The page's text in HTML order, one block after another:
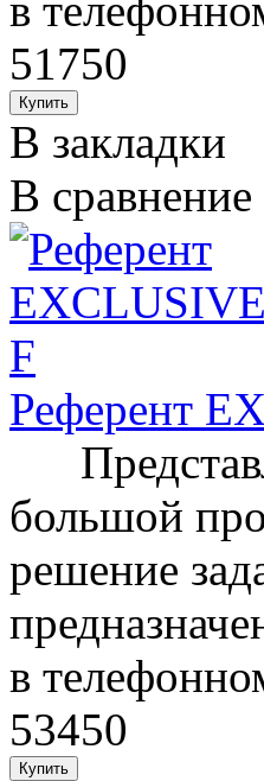
в
51750
В закладки
В сравнение
Референт
большой
решение
в
53450